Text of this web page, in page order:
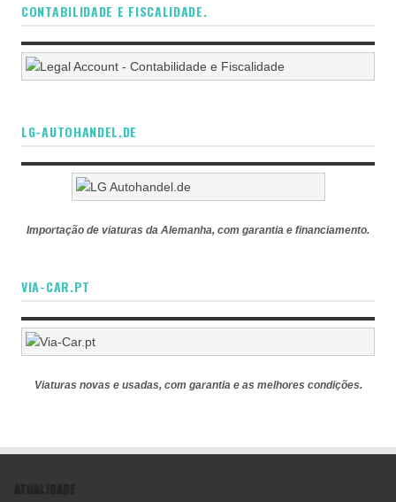
CONTABILIDADE E FISCALIDADE.
LG-AUTOHANDEL.DE
Importação de viaturas da Alemanha, com garantia e financiamento.
VIA-CAR.PT
Viaturas novas e usadas, com garantia e as melhores condições.
ATUALIDADE